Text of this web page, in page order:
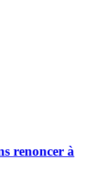
renoncer à